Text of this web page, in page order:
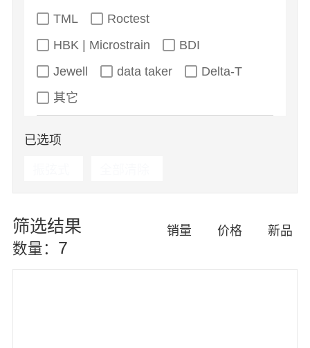
TML
Roctest
HBK | Microstrain
BDI
Jewell
data taker
Delta-T
其它
已选项
筛选结果
数量： 7
销量 价格 新品